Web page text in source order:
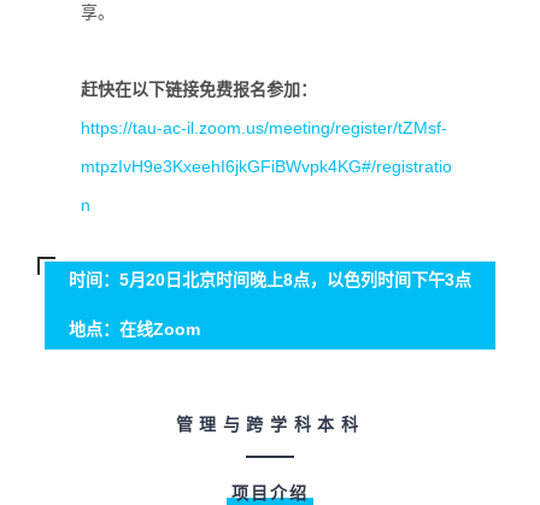
享。
赶快在以下链接免费报名参加：
https://tau-ac-il.zoom.us/meeting/register/tZMsf-
mtpzIvH9e3KxeehI6jkGFiBWvpk4KG#/registratio
n
时间：5月20日北京时间晚上8点，以色列时间下午3点
地点：在线Zoom
管理与跨学科本科
项目介绍